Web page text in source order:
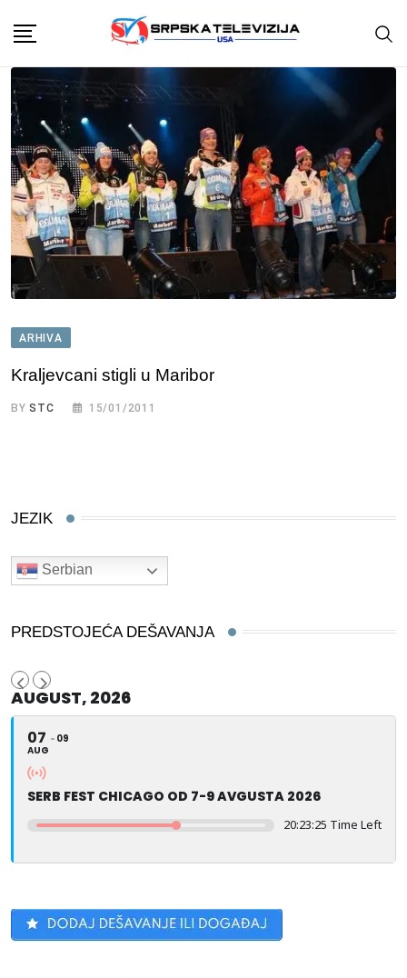
content
ARHIVA
Kraljevcani stigli u Maribor
BYSTC 15/01/2011
JEZIK
Serbian
PREDSTOJEĆA DEŠAVANJA
AUGUST, 2026
07
AUG
09
SERB FEST CHICAGO OD 7-9 AVGUSTA 2026
20:23:25 Time Left